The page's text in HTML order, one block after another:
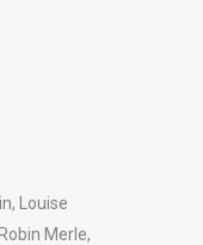
Louise
Merle,